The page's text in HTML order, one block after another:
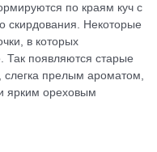
по краям куч с
скирдования. Некоторые
в которых
появляются старые
прелым ароматом,
ярким ореховым